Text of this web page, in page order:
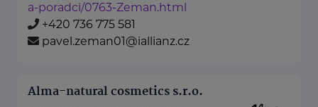
a-poradci/0763-Zeman.html
+420 736 775 581
pavel.zeman01@iallianz.cz
Alma-natural cosmetics s.r.o.